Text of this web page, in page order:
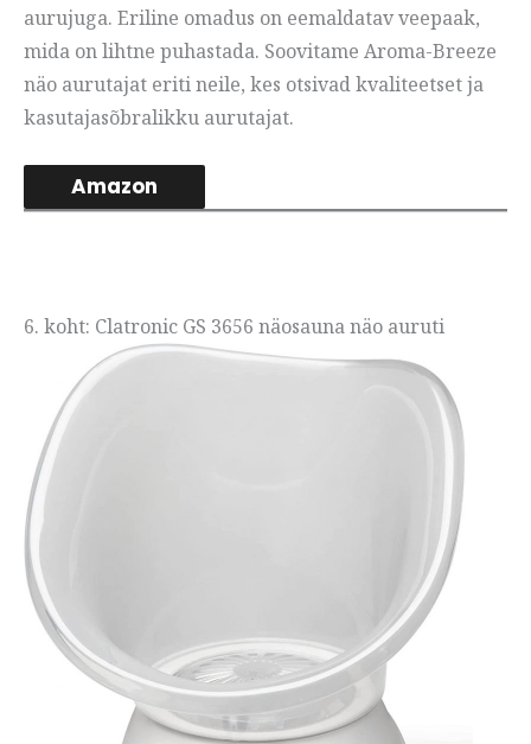
aurujuga. Eriline omadus on eemaldatav veepaak,
mida on lihtne puhastada. Soovitame Aroma-Breeze
näo aurutajat eriti neile, kes otsivad kvaliteetset ja
kasutajasõbralikku aurutajat.
Amazon
6. koht: Clatronic GS 3656 näosauna näo auruti